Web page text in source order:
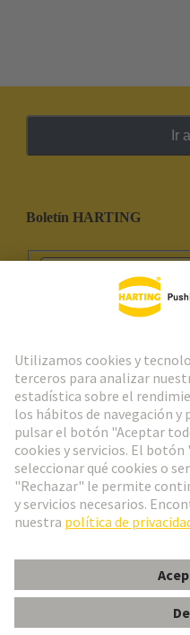
Ir
Boletín HARTING
Ir al registro
Social Media
España Español
© Grupo Tecnológico
ImprintPolítica de privacidad